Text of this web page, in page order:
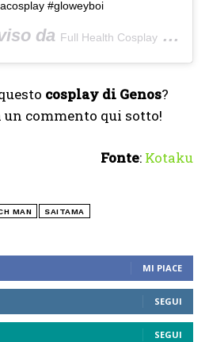
MI PIACE
SEGUI
SEGUI
#gloweyboi
da Full Health Cosplay
cosplay di Genos?
un commento qui sotto!
Fonte: Kotaku
MAN SAITAMA